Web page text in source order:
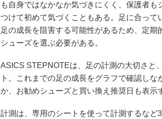
も自身ではなかなか気づきにくく、保護者
つけて初めて気づくこともある。足に合って
足の成長を阻害する可能性があるため、定
シューズを選ぶ必要がある。
ASICS STEPNOTEは、足の計測の大切さと
ト。これまでの足の成長をグラフで確認し
か、お勧めシューズと買い換え推奨日も表示
計測は、専用のシートを使って計測するな